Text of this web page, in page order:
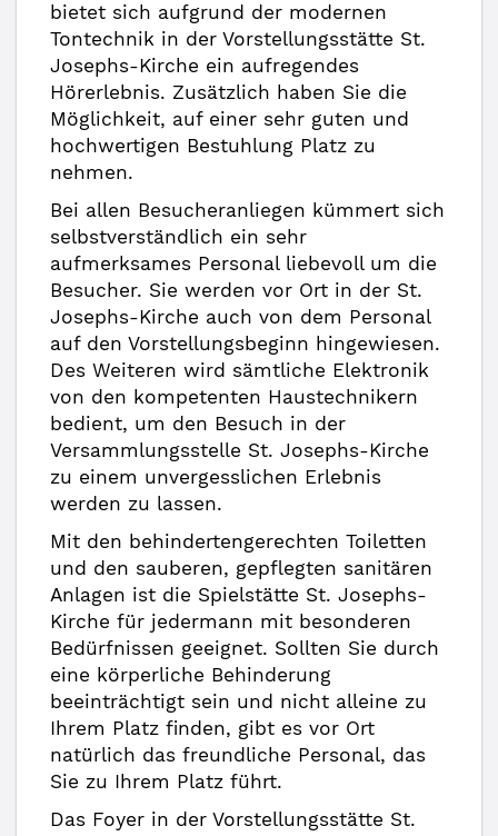
bietet sich aufgrund der modernen
Tontechnik in der Vorstellungsstätte St.
Josephs-Kirche ein aufregendes
Hörerlebnis. Zusätzlich haben Sie die
Möglichkeit, auf einer sehr guten und
hochwertigen Bestuhlung Platz zu
nehmen.
Bei allen Besucheranliegen kümmert sich
selbstverständlich ein sehr
aufmerksames Personal liebevoll um die
Besucher. Sie werden vor Ort in der St.
Josephs-Kirche auch von dem Personal
auf den Vorstellungsbeginn hingewiesen.
Des Weiteren wird sämtliche Elektronik
von den kompetenten Haustechnikern
bedient, um den Besuch in der
Versammlungsstelle St. Josephs-Kirche
zu einem unvergesslichen Erlebnis
werden zu lassen.
Mit den behindertengerechten Toiletten
und den sauberen, gepflegten sanitären
Anlagen ist die Spielstätte St. Josephs-
Kirche für jedermann mit besonderen
Bedürfnissen geeignet. Sollten Sie durch
eine körperliche Behinderung
beeinträchtigt sein und nicht alleine zu
Ihrem Platz finden, gibt es vor Ort
natürlich das freundliche Personal, das
Sie zu Ihrem Platz führt.
Das Foyer in der Vorstellungsstätte St.